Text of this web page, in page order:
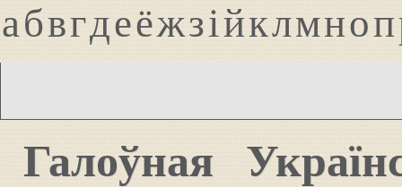
абвгдеёжзійклмноп
Галоўная